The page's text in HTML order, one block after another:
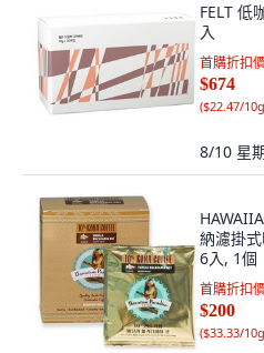
FELT 低
入
首購折扣
$674
($22.47/10g
8/10 星
納濾掛
6入, 1個
首購折扣
$200
($33.33/10g